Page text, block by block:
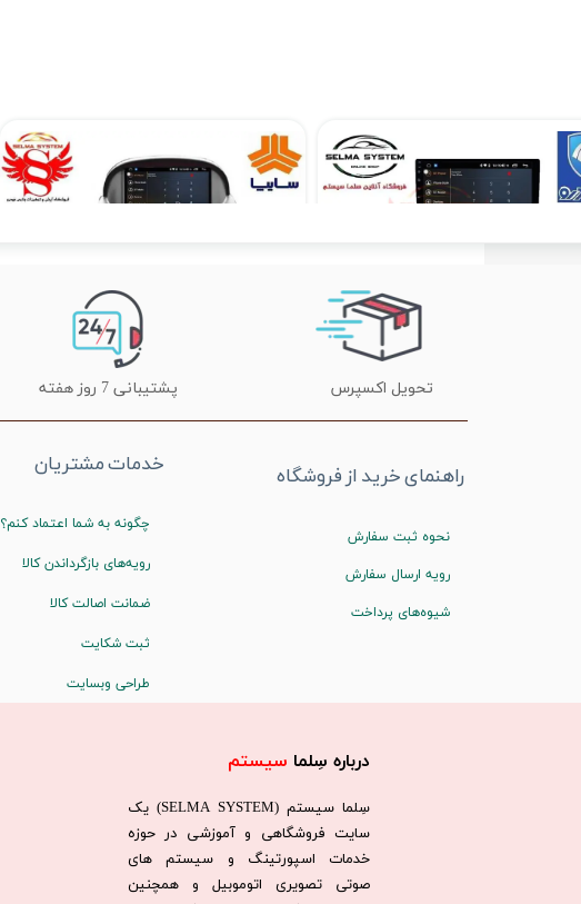
مانیتور فابریک ساینا و کوییک 7 اینچ اندروید مدل W100
۱۰,۳۹۰,۰۰۰ تومان
مانیتور فابریک سمند سورن اندروید فولتاچ مدل T3L
۱۲,۹۰۰,۰۰۰ تومان
درباره سِلما سیستم​​​​​​​
سِلما سيستم (SELMA SYSTEM) یک
سایت فروشگاهی و آموزشی در حوزه
خدمات اسپورتینگ و سیستم های
صوتی تصویری اتوموبیل و همچنین
تحویل اکسپرس پشتیبانی 7 روز هفته
راهنمای خرید از فروشگاه
نحوه ثبت سفارش
رویه ارسال سفارش
شیوه‌های پرداخت
خدمات مشتریان
چگونه به شما اعتماد کنم؟
رویه‌های بازگرداندن کالا
ضمانت اصالت کالا
ثبت شکایت
طراحی وبسایت